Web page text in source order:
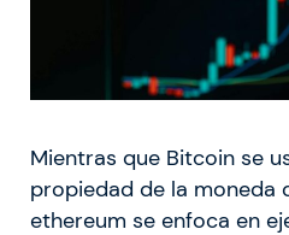
Mientras que Bitcoin se
propiedad de la moneda
ethereum se enfoca en